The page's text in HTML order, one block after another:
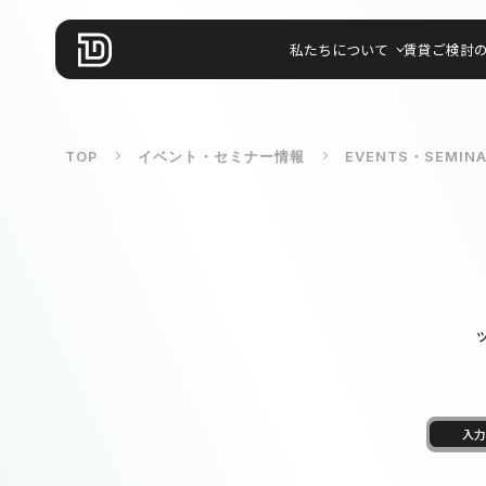
私たちについて 賃貸ご検討
TOP イベント・セミナー情報 EVENTS・
入力